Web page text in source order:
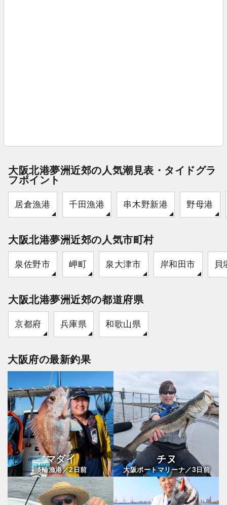
大阪北港夢洲近郊の人気潮見表・タイドグラ
フポイント
居倉漁港 千田漁港 串木野新港 野母港
大阪北港夢洲近郊の人気市町村
泉佐野市 岬町 泉大津市 岸和田市 貝
大阪北港夢洲近郊の都道府県
京都府 兵庫県 和歌山県
大阪府の最新釣果
マダイ
淡輪漁港／2日前
チヌ
大阪ポートマリーナ／3 日前